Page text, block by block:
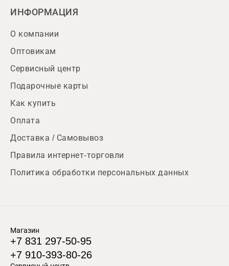
ИНФОРМАЦИЯ
О компании
Оптовикам
Сервисный центр
Подарочные карты
Как купить
Оплата
Доставка / Самовывоз
Правила интернет-торговли
Политика обработки персональных данных
Магазин
+7 831 297-50-95
+7 910-393-80-26